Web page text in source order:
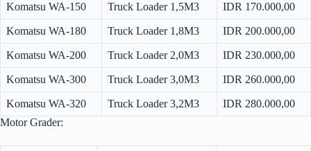
Komatsu WA-150 Truck Loader 1,5M3 IDR 170.000,00
Komatsu WA-180 Truck Loader 1,8M3 IDR 200.000,00
Komatsu WA-200 Truck Loader 2,0M3 IDR 230.000,00
Komatsu WA-300 Truck Loader 3,0M3 IDR 260.000,00
Komatsu WA-320 Truck Loader 3,2M3
IDR 280.000,00
Motor Grader: